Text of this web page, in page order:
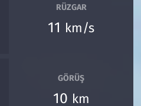
RÜZGAR
11 km/s
GÖRÜŞ
10 km